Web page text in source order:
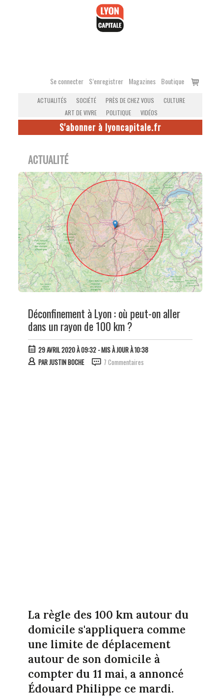
Se connecter S’enregistrer Magazines Boutique
Voir
ACTUALITÉS SOCIÉTÉ PRÈS DE CHEZ VOUS
CULTURE
ART DE VIVRE
POLITIQUE VIDÉOS
S'abonner à lyoncapitale.fr
ACTUALITÉ
Déconfinement à Lyon : où peut-on aller
dans un rayon de 100 km ?
29 AVRIL 2020 À 09:32- MIS À JOUR À 10:38
PARJUSTIN BOCHE 7 Commentaires
La règle des 100 km autour du
domicile s'appliquera comme
une limite de déplacement
autour de son domicile à
compter du 11 mai, a annoncé
Édouard Philippe ce mardi.